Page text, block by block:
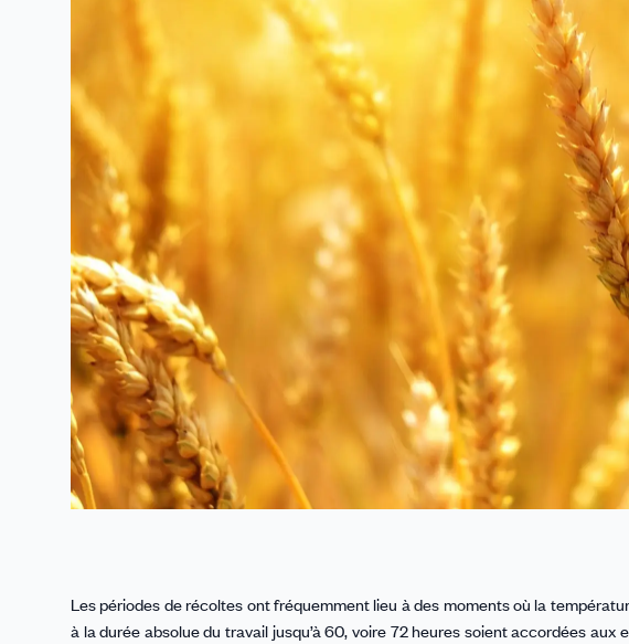
Les périodes de récoltes ont fréquemment lieu à des moments où la
à la durée absolue du travail jusqu’à 60, voire 72 heures soient accordées